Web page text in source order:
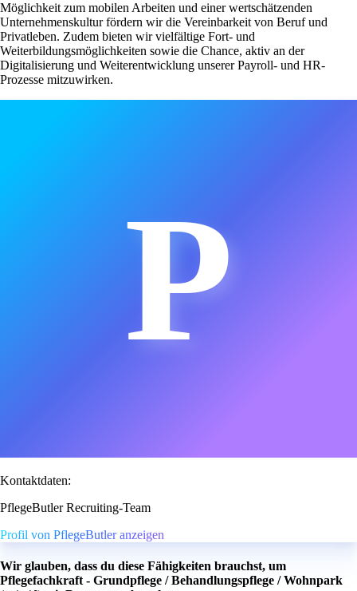
Möglichkeit zum mobilen Arbeiten und einer wertschätzenden
Unternehmenskultur fördern wir die Vereinbarkeit von Beruf und
Privatleben. Zudem bieten wir vielfältige Fort- und
Weiterbildungsmöglichkeiten sowie die Chance, aktiv an der
Digitalisierung und Weiterentwicklung unserer Payroll- und HR-
Prozesse mitzuwirken.
P
Kontaktdaten:
PflegeButler Recruiting-Team
Profil von PflegeButler anzeigen
Wir glauben, dass du diese Fähigkeiten brauchst, um
Pflegefachkraft - Grundpflege / Behandlungspflege / Wohnpark